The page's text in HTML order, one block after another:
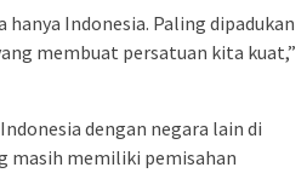
hanya Indonesia. Paling dipadukan
membuat persatuan kita kuat,”
dengan negara lain di
masih memiliki pemisahan